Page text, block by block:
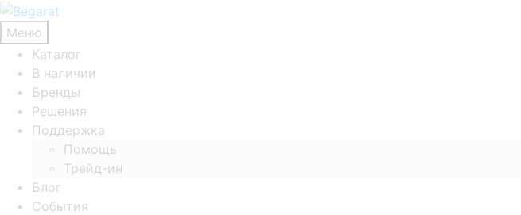
Меню
Каталог
В наличии
Бренды
Решения
Поддержка
Помощь
Трейд-ин
Блог
События